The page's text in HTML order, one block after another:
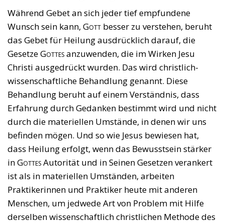
Während Gebet an sich jeder tief empfundene
Wunsch sein kann, Gott besser zu verstehen, beruht
das Gebet für Heilung ausdrücklich darauf, die
GesetzeGottesanzuwenden, die im Wirken Jesu
Christi ausgedrückt wurden. Das wird christlich-
wissenschaftliche Behandlung genannt. Diese
Behandlung beruht auf einem Verständnis, dass
Erfahrung durch Gedanken bestimmt wird und nicht
durch die materiellen Umstände, in denen wir uns
befinden mögen. Und so wie Jesus bewiesen hat,
dass Heilung erfolgt, wenn das Bewusstsein stärker
inGottesAutorität und in Seinen Gesetzen verankert
ist als in materiellen Umständen, arbeiten
Praktikerinnen und Praktiker heute mit anderen
Menschen, um jedwede Art von Problem mit Hilfe
derselben wissenschaftlich christlichen Methode des